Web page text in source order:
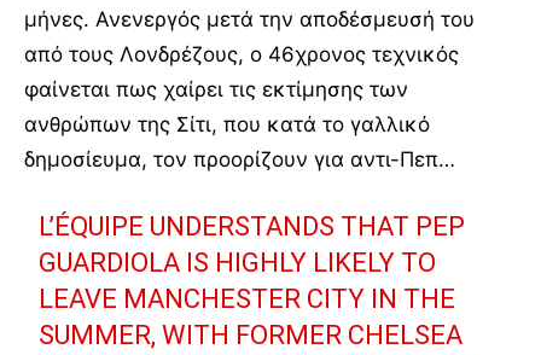
μήνες. Ανενεργός μετά την αποδέσμευσή του
από τους Λονδρέζους, ο 46χρονος τεχνικός
φαίνεται πως χαίρει τις εκτίμησης των
ανθρώπων της Σίτι, που κατά το γαλλικό
δημοσίευμα, τον προορίζουν για αντι-Πεπ…
L’ÉQUIPE UNDERSTANDS THAT PEP
GUARDIOLA IS HIGHLY LIKELY TO
LEAVE MANCHESTER CITY IN THE
SUMMER, WITH FORMER CHELSEA